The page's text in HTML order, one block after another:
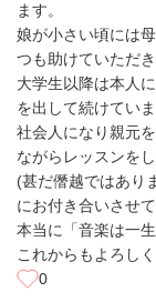
ます。
娘が小さい頃には
つも助けていただき
大学生以降は本人
を出して続けていま
社会人になり親元
ながらレッスンを
(甚だ僭越ではあり
にお付き合いさせ
本当に「音楽は一
これからもよろし
0